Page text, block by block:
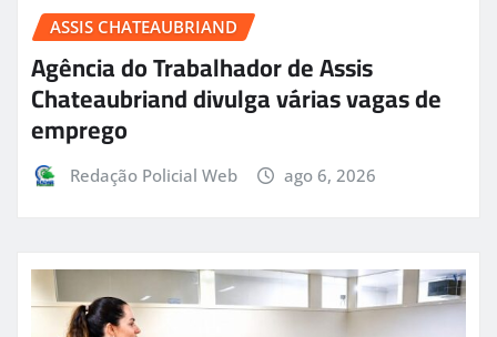
ASSIS CHATEAUBRIAND
Agência do Trabalhador de Assis
Chateaubriand divulga várias vagas de
emprego
Redação Policial Web ago 6, 2026